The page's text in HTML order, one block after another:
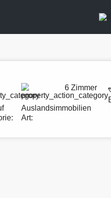
Auslandsimmobilien
Art:
6 Zimmer